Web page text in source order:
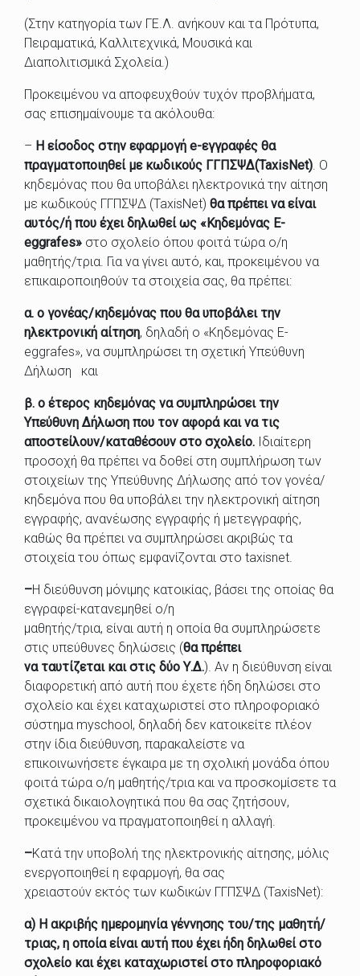
(Στην κατηγορία των ΓΕ.Λ. ανήκουν και τα Πρότυπα,
Πειραματικά, Καλλιτεχνικά, Μουσικά και
Διαπολιτισμικά Σχολεία.)
Προκειμένου να αποφευχθούν τυχόν προβλήματα,
σας επισημαίνουμε τα ακόλουθα:
– Η είσοδος στην εφαρμογή e-εγγραφές θα
πραγματοποιηθεί με κωδικούς ΓΓΠΣΨΔ(TaxisNet). Ο
κηδεμόνας που θα υποβάλει ηλεκτρονικά την αίτηση
με κωδικούς ΓΓΠΣΨΔ (TaxisNet) θα πρέπει να είναι
αυτός/ή που έχει δηλωθεί ως «Κηδεμόνας E-
eggrafes» στο σχολείο όπου φοιτά τώρα ο/η
μαθητής/τρια. Για να γίνει αυτό, και, προκειμένου να
επικαιροποιηθούν τα στοιχεία σας, θα πρέπει:
α. ο γονέας/κηδεμόνας που θα υποβάλει την
ηλεκτρονική αίτηση, δηλαδή ο «Κηδεμόνας E-
eggrafes», να συμπληρώσει τη σχετική Υπεύθυνη
Δήλωση και
β. ο έτερος κηδεμόνας να συμπληρώσει την
Υπεύθυνη Δήλωση που τον αφορά και να τις
αποστείλουν/καταθέσουν στο σχολείο. Ιδιαίτερη
προσοχή θα πρέπει να δοθεί στη συμπλήρωση των
στοιχείων της Υπεύθυνης Δήλωσης από τον γονέα/
κηδεμόνα που θα υποβάλει την ηλεκτρονική αίτηση
εγγραφής, ανανέωσης εγγραφής ή μετεγγραφής,
καθώς θα πρέπει να συμπληρώσει ακριβώς τα
στοιχεία του όπως εμφανίζονται στο taxisnet.
–Η διεύθυνση μόνιμης κατοικίας, βάσει της οποίας θα
εγγραφεί-κατανεμηθεί ο/η
μαθητής/τρια, είναι αυτή η οποία θα συμπληρώσετε
στις υπεύθυνες δηλώσεις (θα πρέπει
να ταυτίζεται και στις δύο Υ.Δ.). Αν η διεύθυνση είναι
διαφορετική από αυτή που έχετε ήδη δηλώσει στο
σχολείο και έχει καταχωριστεί στο πληροφοριακό
σύστημα myschool, δηλαδή δεν κατοικείτε πλέον
στην ίδια διεύθυνση, παρακαλείστε να
επικοινωνήσετε έγκαιρα με τη σχολική μονάδα όπου
φοιτά τώρα ο/η μαθητής/τρια και να προσκομίσετε τα
σχετικά δικαιολογητικά που θα σας ζητήσουν,
προκειμένου να πραγματοποιηθεί η αλλαγή.
–Κατά την υποβολή της ηλεκτρονικής αίτησης, μόλις
ενεργοποιηθεί η εφαρμογή, θα σας
χρειαστούν εκτός των κωδικών ΓΓΠΣΨΔ (TaxisNet):
α) Η ακριβής ημερομηνία γέννησης του/της μαθητή/
τριας, η οποία είναι αυτή που έχει ήδη δηλωθεί στο
σχολείο και έχει καταχωριστεί στο πληροφοριακό